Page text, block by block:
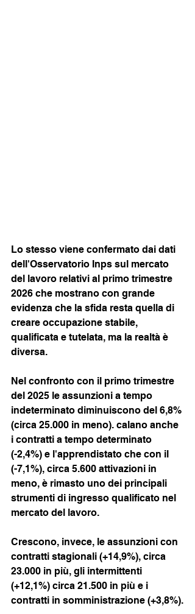
Lo stesso viene confermato dai dati
dell'Osservatorio Inps sul mercato
del lavoro relativi al primo trimestre
2026 che mostrano con grande
evidenza che la sfida resta quella di
creare occupazione stabile,
qualificata e tutelata, ma la realtà è
diversa.
Nel confronto con il primo trimestre
del 2025 le assunzioni a tempo
indeterminato diminuiscono del 6,8%
(circa 25.000 in meno). calano anche
i contratti a tempo determinato
(-2,4%) e l'apprendistato che con il
(-7,1%), circa 5.600 attivazioni in
meno, è rimasto uno dei principali
strumenti di ingresso qualificato nel
mercato del lavoro.
Crescono, invece, le assunzioni con
contratti stagionali (+14,9%), circa
23.000 in più, gli intermittenti
(+12,1%) circa 21.500 in più e i
contratti in somministrazione (+3,8%).